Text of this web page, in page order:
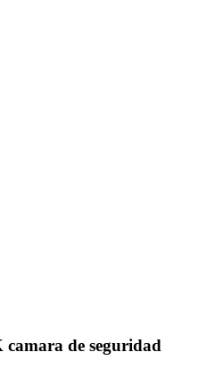
de seguridad